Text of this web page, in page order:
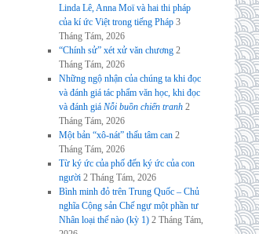
Linda Lê, Anna Moï và hai thi pháp
của kí ức Việt trong tiếng Pháp 3
Tháng Tám, 2026
“Chính sử” xét xử văn chương 2
Tháng Tám, 2026
Những ngộ nhận của chúng ta khi đọc
và đánh giá tác phẩm văn học, khi đọc
và đánh giá Nỗi buồn chiến tranh 2
Tháng Tám, 2026
Một bản “xô-nát” thấu tâm can 2
Tháng Tám, 2026
Từ ký ức của phố đến ký ức của con
người 2 Tháng Tám, 2026
Bình minh đỏ trên Trung Quốc – Chủ
nghĩa Cộng sản Chế ngự một phần tư
Nhân loại thế nào (kỳ 1) 2 Tháng Tám,